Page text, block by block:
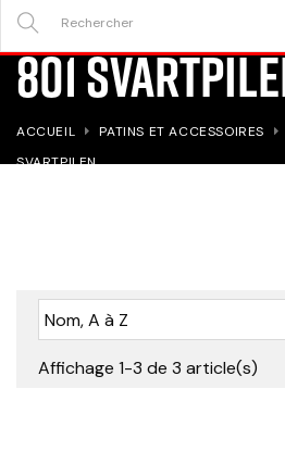
801
ACCUEIL PATINS ET ACCESSOIRES
SVARTPILEN
Nom, A à Z
Affichage 1-3 de 3 article(s)